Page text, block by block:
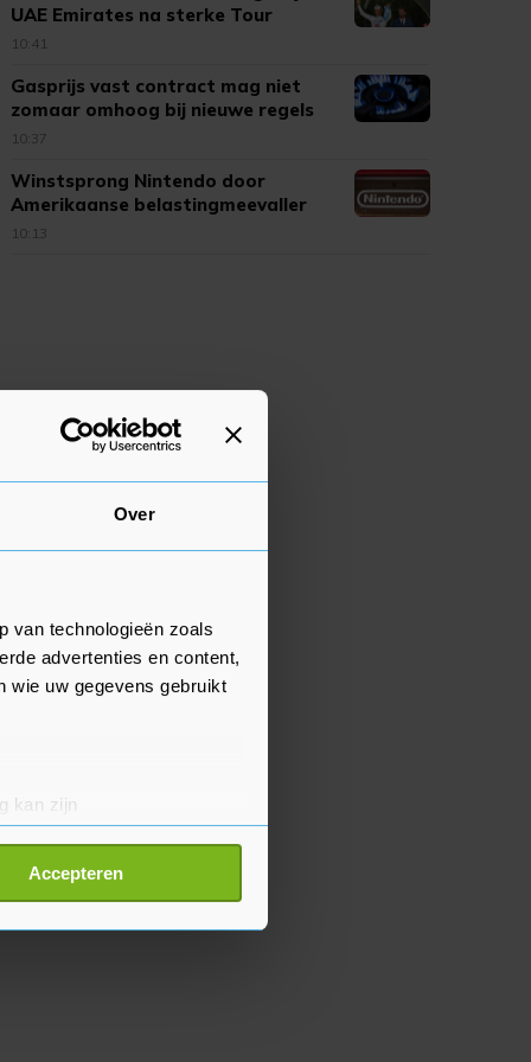
Over
van technologieën zoals
advertenties en content,
wie uw gegevens gebruikt
kan zijn
detailgedeelte
Accepteren
UAE Emirates na sterke Tour
10:41
Gasprijs vast contract mag niet
zomaar omhoog bij nieuwe regels
10:37
Winstsprong Nintendo door
Amerikaanse belastingmeevaller
10:13